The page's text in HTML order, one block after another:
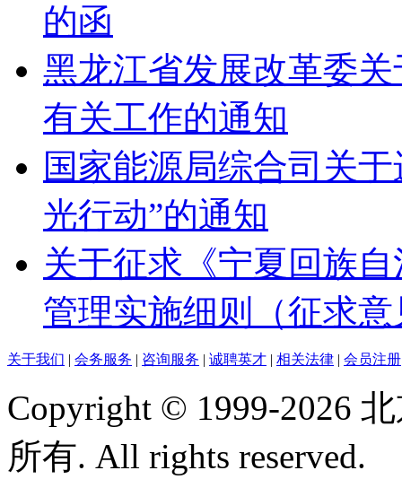
的函
黑龙江省发展改革委
有关工作的通知
国家能源局综合司关
光行动”的通知
关于征求《宁夏回族
管理实施细则（征求
关于我们 | 会务服务 | 咨询服务 | 诚聘英才 | 相关法律 | 会员注册
Copyright © 1999-2026
所有. All rights reserved.